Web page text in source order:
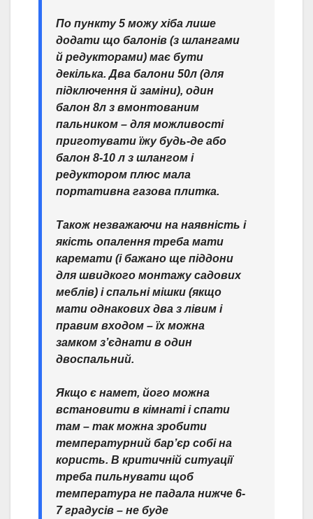
По пункту 5 можу хіба лише
додати що балонів (з шлангами
й редукторами) має бути
декілька. Два балони 50л (для
підключення й заміни), один
балон 8л з вмонтованим
пальником – для можливості
приготувати їжу будь-де або
балон 8-10 л з шлангом і
редуктором плюс мала
портативна газова плитка.
Також незважаючи на наявність і
якість опалення треба мати
каремати (і бажано ще піддони
для швидкого монтажу садових
меблів) і спальні мішки (якщо
мати однакових два з лівим і
правим входом – їх можна
замком з’єднати в один
двоспальний.
Якщо є намет, його можна
встановити в кімнаті і спати
там – так можна зробити
температурний бар’єр собі на
користь. В критичній ситуації
треба пильнувати щоб
температура не падала нижче 6-
7 градусів – не буде